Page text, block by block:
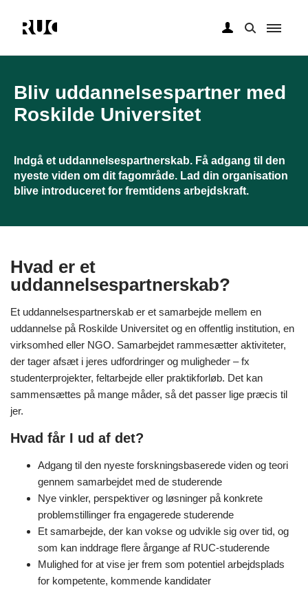
Bliv uddannelsespartner med
Roskilde Universitet
Indgå et uddannelsespartnerskab. Få adgang til den
nyeste viden om dit fagområde. Lad din organisation
blive introduceret for fremtidens arbejdskraft.
Hvad er et
uddannelsespartnerskab?
Et uddannelsespartnerskab er et samarbejde mellem en
uddannelse på Roskilde Universitet og en offentlig institution, en
virksomhed eller NGO. Samarbejdet rammesætter aktiviteter,
der tager afsæt i jeres udfordringer og muligheder – fx
studenterprojekter, feltarbejde eller praktikforløb. Det kan
sammensættes på mange måder, så det passer lige præcis til
jer.
Hvad får I ud af det?
Adgang til den nyeste forskningsbaserede viden og teori
gennem samarbejdet med de studerende
Nye vinkler, perspektiver og løsninger på konkrete
problemstillinger fra engagerede studerende
Et samarbejde, der kan vokse og udvikle sig over tid, og
som kan inddrage flere årgange af RUC-studerende
Mulighed for at vise jer frem som potentiel arbejdsplads
for kompetente, kommende kandidater